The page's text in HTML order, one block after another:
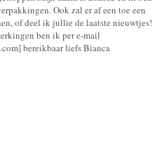
Ook zal er af een toe een
of deel ik jullie de laatste nieuwtjes!
ben ik per e-mail
bereikbaar liefs Bianca